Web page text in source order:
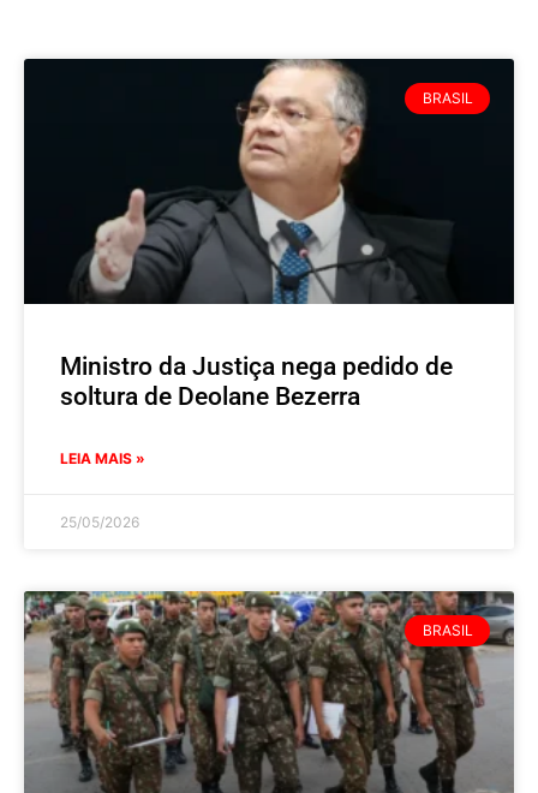
BRASIL
Ministro da Justiça nega pedido de
soltura de Deolane Bezerra
LEIA MAIS »
25/05/2026
BRASIL